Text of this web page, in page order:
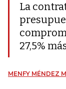
La
27,5%
MENFY MÉNDEZ